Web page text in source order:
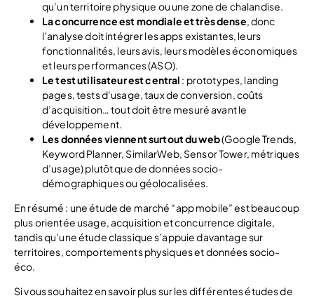
qu’un territoire physique ou une zone de chalandise.
La concurrence est mondiale et très dense, donc
l’analyse doit intégrer les apps existantes, leurs
fonctionnalités, leurs avis, leurs modèles économiques
et leurs performances (ASO).
Le test utilisateur est central : prototypes, landing
pages, tests d’usage, taux de conversion, coûts
d’acquisition… tout doit être mesuré avant le
développement.
Les données viennent surtout du web(Google Trends,
Keyword Planner, SimilarWeb, Sensor Tower, métriques
d’usage) plutôt que de données socio-
démographiques ou géolocalisées.
En résumé : une étude de marché “app mobile” est beaucoup
plus orientée usage, acquisition et concurrence digitale,
tandis qu’une étude classique s’appuie davantage sur
territoires, comportements physiques et données socio-
éco.
Si vous souhaitez en savoir plus sur les différentes études de